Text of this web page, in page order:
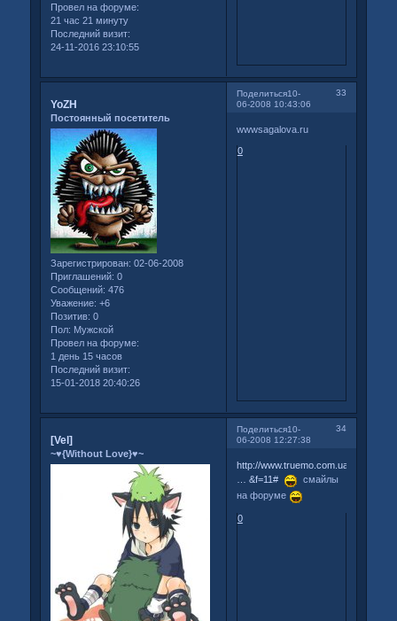
Провел на форуме:
21 час 21 минуту
Последний визит:
24-11-2016 23:10:55
Поделиться 33
10-
06-2008 10:43:06
YoZH
Постоянный посетитель
Зарегистрирован: 02-06-2008
Приглашений: 0
Сообщений: 476
Уважение: +6
Позитив: 0
Пол: Мужской
Провел на форуме:
1 день 15 часов
Последний визит:
15-01-2018 20:40:26
wwwsagalova.ru
0
Поделиться 34
10-
06-2008 12:27:38
[Vel]
~♥{Without Love}♥~
http://www.truemo.com.ua/forum/
… &f=11#
смайлы
на форуме
0